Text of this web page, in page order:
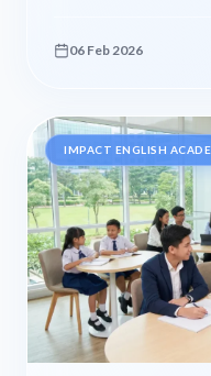
06 Feb 2026
IMPACT ENGLISH